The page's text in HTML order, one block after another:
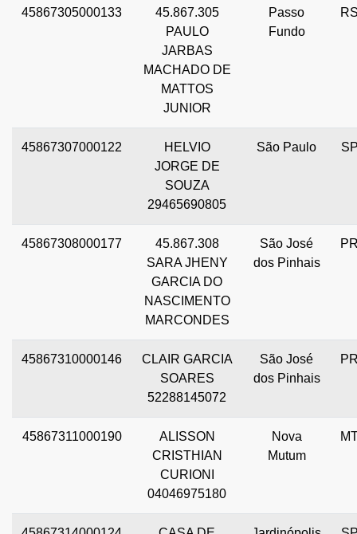
45867305000133
45.867.305
PAULO
JARBAS
MACHADO DE
MATTOS
JUNIOR
Passo
Fundo
45867307000122
HELVIO
JORGE DE
SOUZA
29465690805
São Paulo
45867308000177
45.867.308
SARA JHENY
GARCIA DO
NASCIMENTO
MARCONDES
São José
dos Pinhais
45867310000146
CLAIR GARCIA
SOARES
52288145072
São José
dos Pinhais
45867311000190
ALISSON
CRISTHIAN
CURIONI
04046975180
Nova
Mutum